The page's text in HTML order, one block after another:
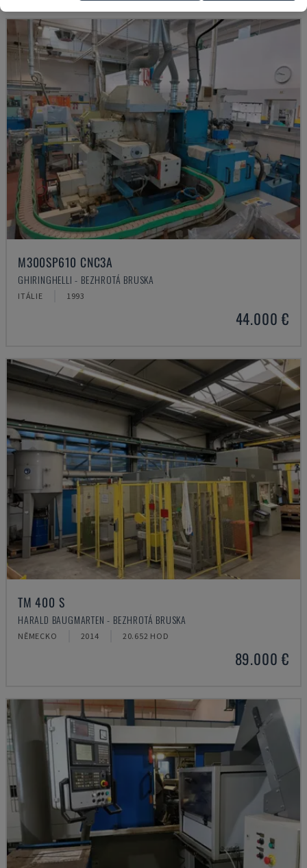
M300SP610 CNC3A
GHIRINGHELLI - BEZHROTÁ BRUSKA
ITÁLIE 1993
44.000 €
TM 400 S
HARALD BAUGMARTEN - BEZHROTÁ BRUSKA
NĚMECKO 2014 20.652 HOD
89.000 €